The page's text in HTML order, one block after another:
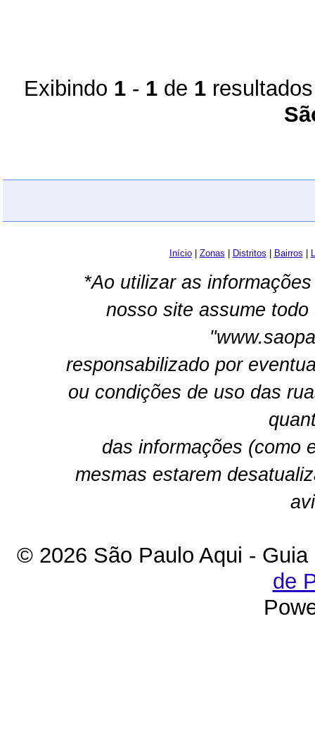
Exibindo 1 - 1 de 1
Início| Zonas Distritos Bairros
*Ao utilizar as
nosso site assume
responsabilizado por
ou condições de uso das
das informações (como
mesmas estarem
© 2026 São Paulo Aqui -
de